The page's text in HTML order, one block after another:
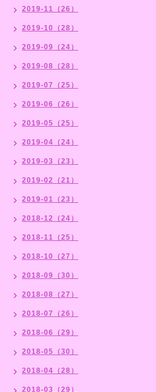
2019-11（26）
2019-10（28）
2019-09（24）
2019-08（28）
2019-07（25）
2019-06（26）
2019-05（25）
2019-04（24）
2019-03（23）
2019-02（21）
2019-01（23）
2018-12（24）
2018-11（25）
2018-10（27）
2018-09（30）
2018-08（27）
2018-07（26）
2018-06（29）
2018-05（30）
2018-04（28）
2018-03（29）